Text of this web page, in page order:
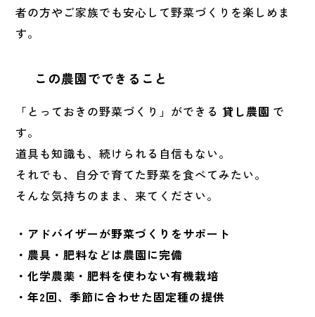
者の方やご家族でも安心して野菜づくりを楽しめま
す。
この農園でできること
「とっておきの野菜づくり」ができる 貸し農園 で
す。
道具も知識も、続けられる自信もない。
それでも、自分で育てた野菜を食べてみたい。
そんな気持ちのまま、来てください。
・アドバイザーが野菜づくりをサポート
・農具・肥料などは農園に完備
・化学農薬・肥料を使わない有機栽培
・年2回、季節に合わせた固定種の提供